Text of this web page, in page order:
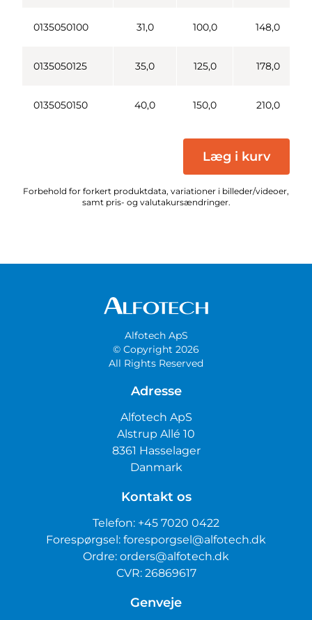
0135050100 31,0 100,0 148,0
0135050125 35,0 125,0 178,0
0135050150 40,0 150,0 210,0
Læg i kurv
Forbehold for forkert produktdata, variationer i billeder/videoer,
samt pris- og valutakursændringer.
Alfotech ApS
© Copyright 2026
All Rights Reserved
Adresse
Alfotech ApS
Alstrup Allé 10
8361 Hasselager
Danmark
Kontakt os
Telefon: +45 7020 0422
Forespørgsel: foresporgsel@alfotech.dk
Ordre: orders@alfotech.dk
CVR: 26869617
Genveje